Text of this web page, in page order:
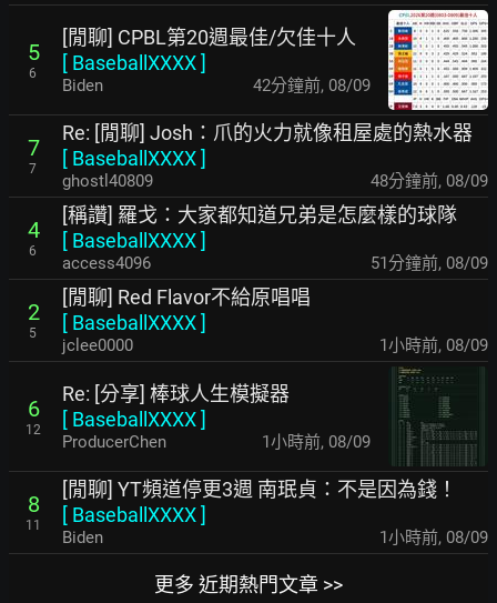
5
6
[閒聊] CPBL第20週最佳/欠佳十人
[ BaseballXXXX]
Biden 42分鐘前, 08/09
7
7
Re: [閒聊] Josh：爪的火力就像租屋處的熱水器
[ BaseballXXXX]
ghostl40809 48分鐘前, 08/09
4
6
[稱讚] 羅戈：大家都知道兄弟是怎麼樣的球隊
[ BaseballXXXX]
access4096 51分鐘前, 08/09
2
5
[閒聊] Red Flavor不給原唱唱
[ BaseballXXXX]
jclee0000 1小時前, 08/09
6
12
Re: [分享] 棒球人生模擬器
[ BaseballXXXX]
ProducerChen 1小時前, 08/09
8
11
[閒聊] YT頻道停更3週 南珉貞：不是因為錢！
[ BaseballXXXX]
Biden 1小時前, 08/09
更多 近期熱門文章 >>